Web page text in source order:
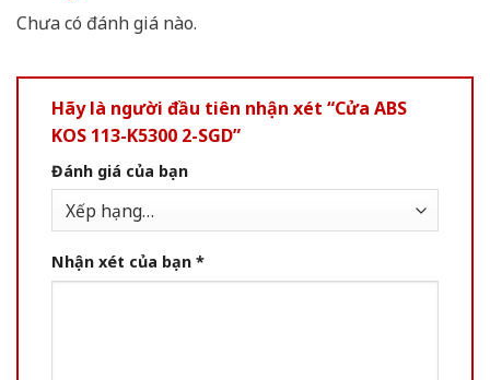
Chưa có đánh giá nào.
Hãy là người đầu tiên nhận xét “Cửa ABS
KOS 113-K5300 2-SGD”
Đánh giá của bạn
Nhận xét của bạn *